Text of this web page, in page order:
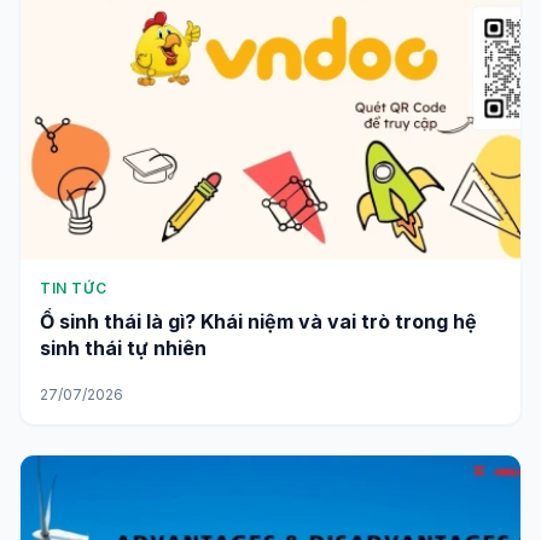
TIN TỨC
Ổ sinh thái là gì? Khái niệm và vai trò trong hệ
sinh thái tự nhiên
27/07/2026